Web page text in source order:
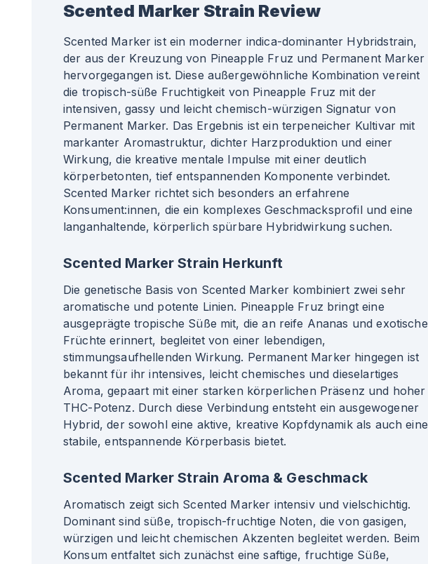
Scented Marker Strain Review
Scented Marker ist ein moderner indica-dominanter Hybridstrain,
der aus der Kreuzung von Pineapple Fruz und Permanent Marker
hervorgegangen ist. Diese außergewöhnliche Kombination vereint
die tropisch-süße Fruchtigkeit von Pineapple Fruz mit der
intensiven, gassy und leicht chemisch-würzigen Signatur von
Permanent Marker. Das Ergebnis ist ein terpeneicher Kultivar mit
markanter Aromastruktur, dichter Harzproduktion und einer
Wirkung, die kreative mentale Impulse mit einer deutlich
körperbetonten, tief entspannenden Komponente verbindet.
Scented Marker richtet sich besonders an erfahrene
Konsument:innen, die ein komplexes Geschmacksprofil und eine
langanhaltende, körperlich spürbare Hybridwirkung suchen.
Scented Marker Strain Herkunft
Die genetische Basis von Scented Marker kombiniert zwei sehr
aromatische und potente Linien. Pineapple Fruz bringt eine
ausgeprägte tropische Süße mit, die an reife Ananas und exotische
Früchte erinnert, begleitet von einer lebendigen,
stimmungsaufhellenden Wirkung. Permanent Marker hingegen ist
bekannt für ihr intensives, leicht chemisches und dieselartiges
Aroma, gepaart mit einer starken körperlichen Präsenz und hoher
THC-Potenz. Durch diese Verbindung entsteht ein ausgewogener
Hybrid, der sowohl eine aktive, kreative Kopfdynamik als auch eine
stabile, entspannende Körperbasis bietet.
Scented Marker Strain Aroma & Geschmack
Aromatisch zeigt sich Scented Marker intensiv und vielschichtig.
Dominant sind süße, tropisch-fruchtige Noten, die von gasigen,
würzigen und leicht chemischen Akzenten begleitet werden. Beim
Konsum entfaltet sich zunächst eine saftige, fruchtige Süße,